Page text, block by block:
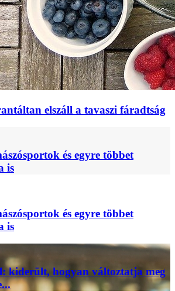
elszáll a tavaszi fáradtság
és egyre többet
is
és egyre többet
is
kiderült, hogyan változtatja meg